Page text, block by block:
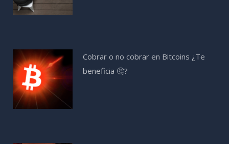
Cobrar o no cobrar en Bitcoins ¿Te
beneficia 🤔?